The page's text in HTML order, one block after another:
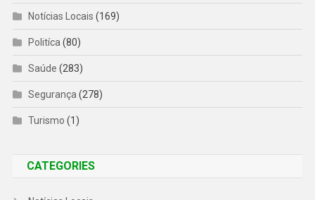
Notícias Locais (169)
Politíca (80)
Saúde (283)
Segurança (278)
Turismo (1)
CATEGORIES